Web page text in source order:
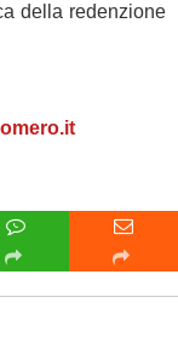
della redenzione